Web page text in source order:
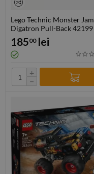
Lego Technic Monster Jam
Digatron Pull-Back 42199
18500 lei
+
−